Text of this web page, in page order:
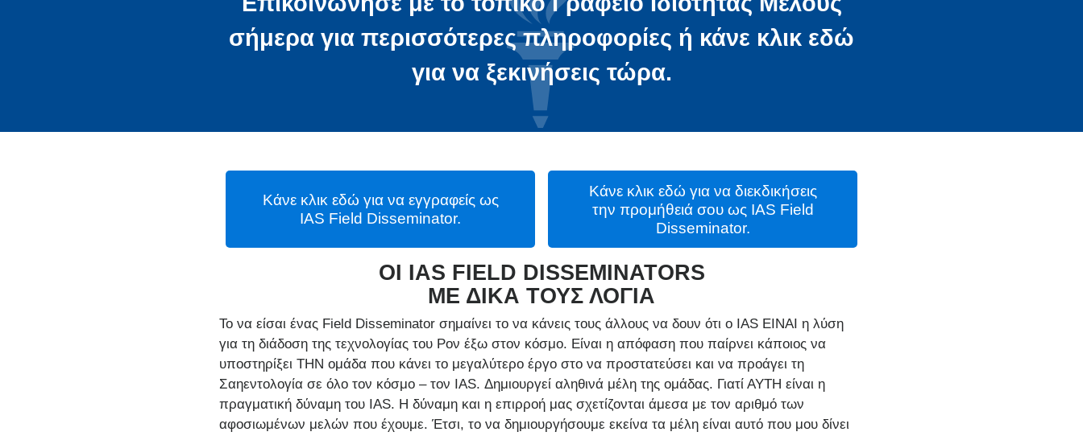
σήμερα για περισσότερες πληροφορίες ή κάνε κλικ εδώ
για να ξεκινήσεις τώρα.
Κάνε κλικ εδώ για να εγγραφείς ως
IAS Field Disseminator.
Κάνε κλικ εδώ για να διεκδικήσεις
την προμήθειά σου ως IAS Field
Disseminator.
ΟΙ IAS FIELD DISSEMINATORS
ΜΕ ΔΙΚΑ ΤΟΥΣ ΛΟΓΙΑ
Το να είσαι ένας Field Disseminator σημαίνει το να κάνεις τους άλλους να δουν ότι ο IAS ΕΙΝΑΙ η λύση
για τη διάδοση της τεχνολογίας του Ρον έξω στον κόσμο. Είναι η απόφαση που παίρνει κάποιος να
υποστηρίξει ΤΗΝ ομάδα που κάνει το μεγαλύτερο έργο στο να προστατεύσει και να προάγει τη
Σαηεντολογία σε όλο τον κόσμο – τον IAS. Δημιουργεί αληθινά μέλη της ομάδας. Γιατί ΑΥΤΗ είναι η
πραγματική δύναμη του IAS. Η δύναμη και η επιρροή μας σχετίζονται άμεσα με τον αριθμό των
αφοσιωμένων μελών που έχουμε. Έτσι, το να δημιουργήσουμε εκείνα τα μέλη είναι αυτό που μου δίνει